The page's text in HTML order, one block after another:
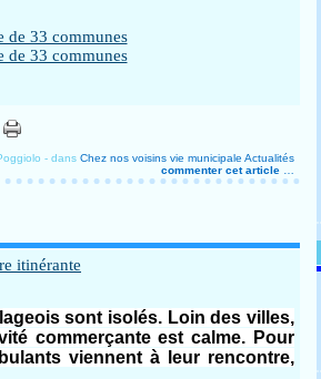
- dans Chez nos voisins vie municipale Actualités
commenter cet article
sont isolés. Loin des villes,
commerçante est calme. Pour
viennent à leur rencontre,